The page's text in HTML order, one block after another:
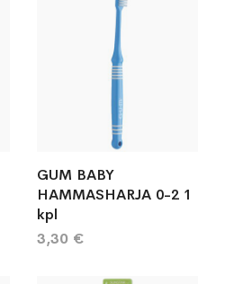
GUM BABY
HAMMASHARJA 0-2 1
kpl
3,30 €